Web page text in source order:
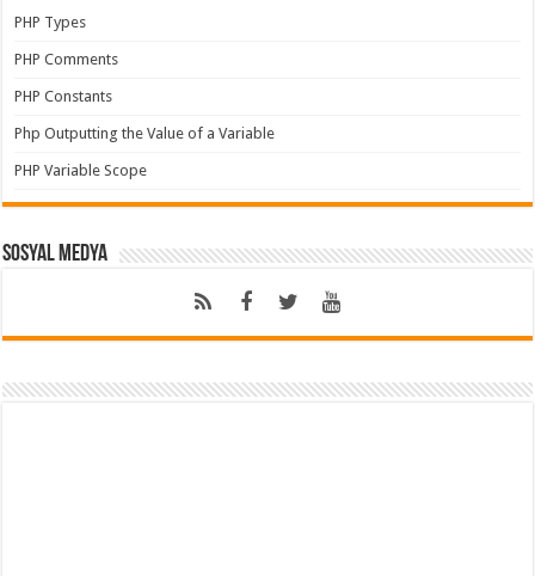
PHP Types
PHP Comments
PHP Constants
Php Outputting the Value of a Variable
PHP Variable Scope
Sosyal Medya